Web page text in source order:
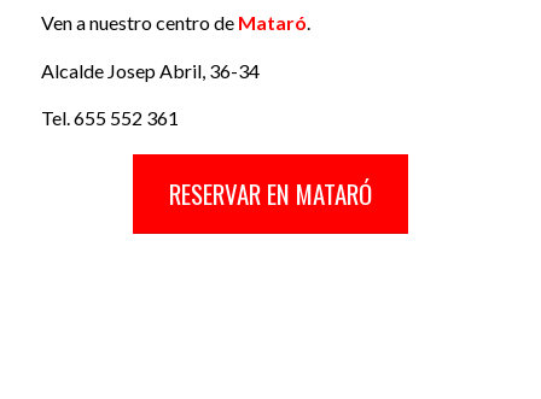
Ven a nuestro centro de Mataró.
Alcalde Josep Abril, 36-34
Tel. 655 552 361
RESERVAR EN MATARÓ